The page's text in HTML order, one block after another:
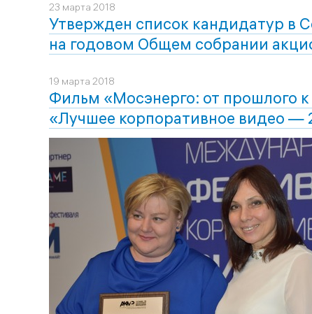
23 марта 2018
Утвержден список кандидатур в
на годовом Общем собрании
19 марта 2018
Фильм «Мосэнерго: от прошлого
«Лучшее корпоративное видео —